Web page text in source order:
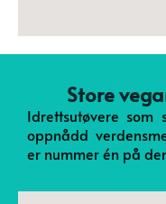
Store
Idrettsutøvere
oppnådd
er nummer én på